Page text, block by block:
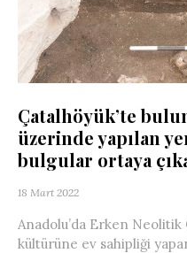
Çatalhöyük’te
üzerinde yapılan
bulgular ortaya
18 Mart 2022
Anadolu’da Erken Neolitik
kültürüne ev sahipliği